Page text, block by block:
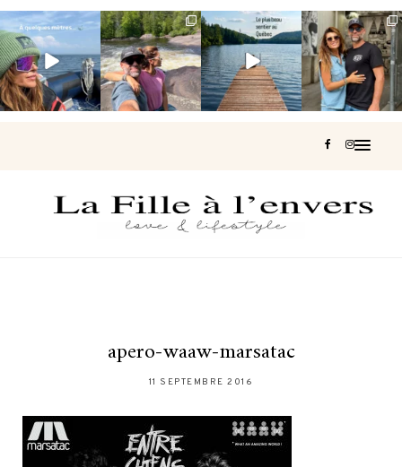
Voir une baleine
en photo, c’est
impressionnant
🐋...
Les Laurentides,
le Québec
version nature.
...
Et si je te disais
qu’il existe un
sentier où tu...
127 37
Montréal, une
très belle
surprise 🇨🇦
453
apero-waaw-marsatac
11 SEPTEMBRE 2016